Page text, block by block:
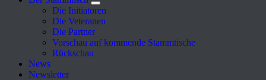
Die Initiatoren
Die Veteranen
Die Partner
Vorschau auf kommende Stammtische
Rückschau
News
Newsletter